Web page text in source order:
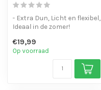
- Extra Dun, Licht en flexibel,
Ideaal in de zomer!
vin...
€19,99
Op voorraad